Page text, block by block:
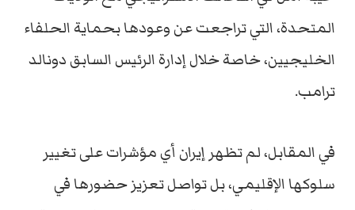
المتحدة، التي تراجعت عن وعودها بحماية الحلفاء
الخليجيين، خاصة خلال إدارة الرئيس السابق دونالد
ترامب.
في المقابل، لم تظهر إيران أي مؤشرات على تغيير
سلوكها الإقليمي، بل تواصل تعزيز حضورها في